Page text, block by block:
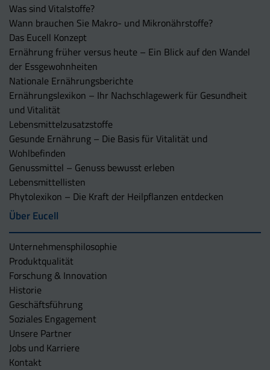
Was sind Vitalstoffe?
Wann brauchen Sie Makro- und Mikronährstoffe?
Das Eucell Konzept
Ernährung früher versus heute – Ein Blick auf den Wandel
der Essgewohnheiten
Nationale Ernährungsberichte
Ernährungslexikon – Ihr Nachschlagewerk für Gesundheit
und Vitalität
Lebensmittelzusatzstoffe
Gesunde Ernährung – Die Basis für Vitalität und
Wohlbefinden
Genussmittel – Genuss bewusst erleben
Lebensmittellisten
Phytolexikon – Die Kraft der Heilpflanzen entdecken
Über Eucell
Unternehmens­philosophie
Produktqualität
Forschung & Innovation
Historie
Geschäftsführung
Soziales Engagement
Unsere Partner
Jobs und Karriere
Kontakt